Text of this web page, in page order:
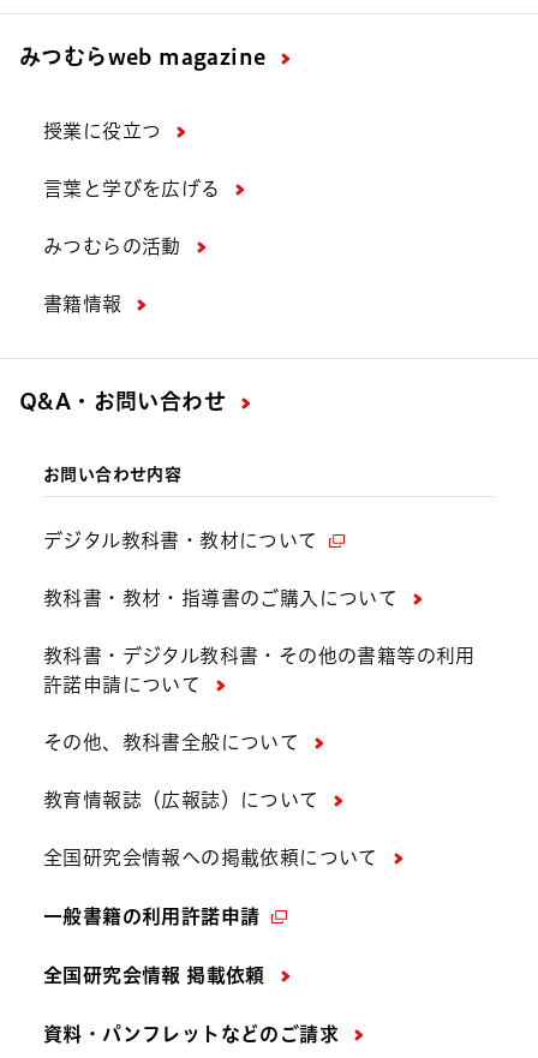
みつむらweb magazine
授業に役立つ
言葉と学びを広げる
みつむらの活動
書籍情報
Q&A・お問い合わせ
お問い合わせ内容
デジタル教科書・教材について
教科書・教材・指導書のご購入について
教科書・デジタル教科書・その他の書籍等の利用
許諾申請について
その他、教科書全般について
教育情報誌（広報誌）について
全国研究会情報への掲載依頼について
一般書籍の利用許諾申請
全国研究会情報 掲載依頼
資料・パンフレットなどの ご請求